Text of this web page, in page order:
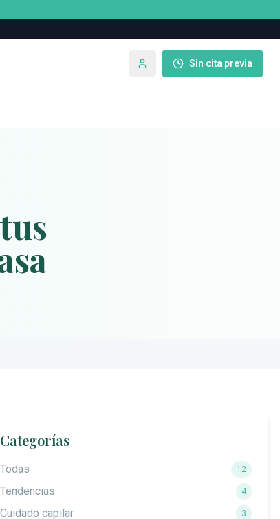
Mi cuenta
Sin cita previa
Categorías
Todas 12
Tendencias 4
Cuidado capilar 3